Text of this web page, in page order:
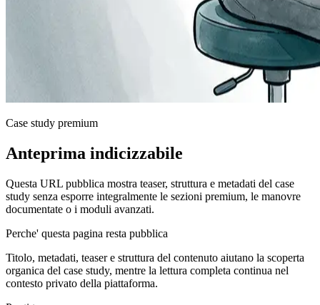
Case study premium
Anteprima indicizzabile
Questa URL pubblica mostra teaser, struttura e metadati del case
study senza esporre integralmente le sezioni premium, le manovre
documentate o i moduli avanzati.
Perche' questa pagina resta pubblica
Titolo, metadati, teaser e struttura del contenuto aiutano la scoperta
organica del case study, mentre la lettura completa continua nel
contesto privato della piattaforma.